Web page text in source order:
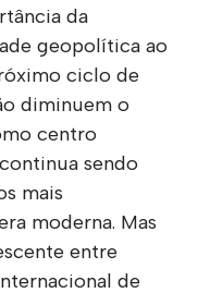
da
geopolítica ao
ciclo de
diminuem o
centro
sendo
mais
moderna. Mas
entre
de